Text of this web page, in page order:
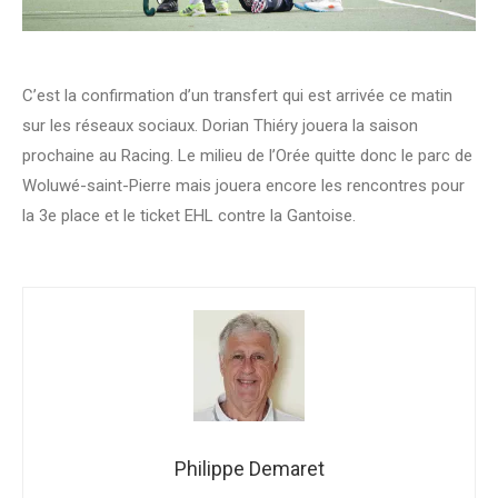
C’est la confirmation d’un transfert qui est arrivée ce matin
sur les réseaux sociaux. Dorian Thiéry jouera la saison
prochaine au Racing. Le milieu de l’Orée quitte donc le parc de
Woluwé-saint-Pierre mais jouera encore les rencontres pour
la 3e place et le ticket EHL contre la Gantoise.
Philippe Demaret